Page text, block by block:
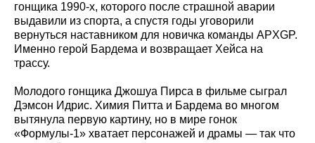
гонщика 1990-х, которого после страшной аварии
выдавили из спорта, а спустя годы уговорили
вернуться наставником для новичка команды APXGP.
Именно герой Бардема и возвращает Хейса на
трассу.
Молодого гонщика Джошуа Пирса в фильме сыграл
Дэмсон Идрис. Химия Питта и Бардема во многом
вытянула первую картину, но в мире гонок
«Формулы-1» хватает персонажей и драмы — так что